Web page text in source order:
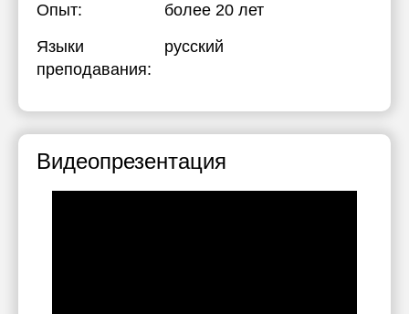
Опыт:
более 20 лет
Языки
преподавания:
русский
Видеопрезентация